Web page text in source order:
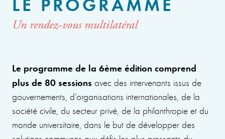
Un rendez-vous multilatéral
Le programme de la 6ème édition comprend
plus de 80 sessions avec des intervenants issus de
gouvernements, d’organisations internationales, de la
société civile, du secteur privé, de la philanthropie et du
monde universitaire, dans le but de développer des